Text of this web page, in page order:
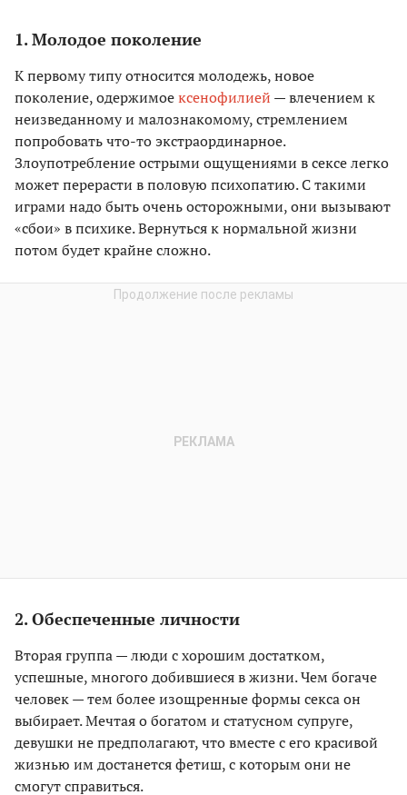
1. Молодое поколение
К первому типу относится молодежь, новое
поколение, одержимоексенофилией — влечением к
неизведанному и малознакомому, стремлением
попробовать что-то экстраординарное.
Злоупотребление острыми ощущениями в сексе легко
может перерасти в половую психопатию. С такими
играми надо быть очень осторожными, они вызывают
«сбои» в психике. Вернуться к нормальной жизни
потом будет крайне сложно.
2. Обеспеченные личности
Вторая группа — люди с хорошим достатком,
успешные, многого добившиеся в жизни. Чем богаче
человек — тем более изощренные формы секса он
выбирает. Мечтая о богатом и статусном супруге,
девушки не предполагают, что вместе с его красивой
жизнью им достанется фетиш, с которым они не
смогут справиться.